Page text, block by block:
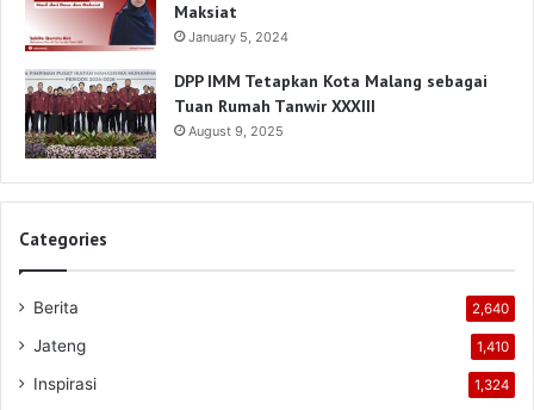
Maksiat
January 5, 2024
DPP IMM Tetapkan Kota Malang sebagai
Tuan Rumah Tanwir XXXIII
August 9, 2025
Categories
Berita 2,640
Jateng 1,410
Inspirasi 1,324